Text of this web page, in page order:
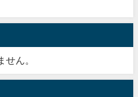
せん。